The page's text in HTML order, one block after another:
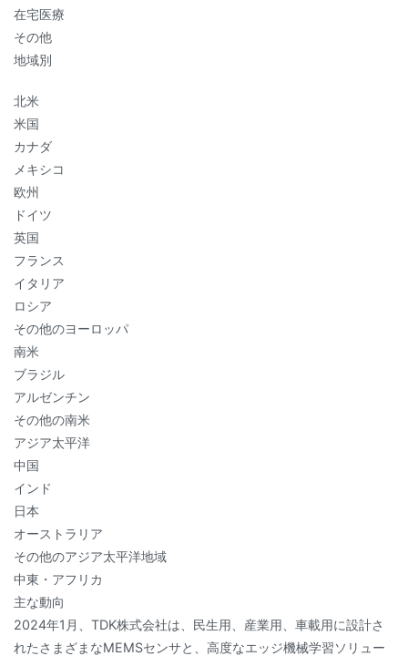
在宅医療
その他
地域別
北米
米国
カナダ
メキシコ
欧州
ドイツ
英国
フランス
イタリア
ロシア
その他のヨーロッパ
南米
ブラジル
アルゼンチン
その他の南米
アジア太平洋
中国
インド
日本
オーストラリア
その他のアジア太平洋地域
中東・アフリカ
主な動向
2024年1月、TDK株式会社は、民生用、産業用、車載用に設計さ
れたさまざまなMEMSセンサと、高度なエッジ機械学習ソリュー